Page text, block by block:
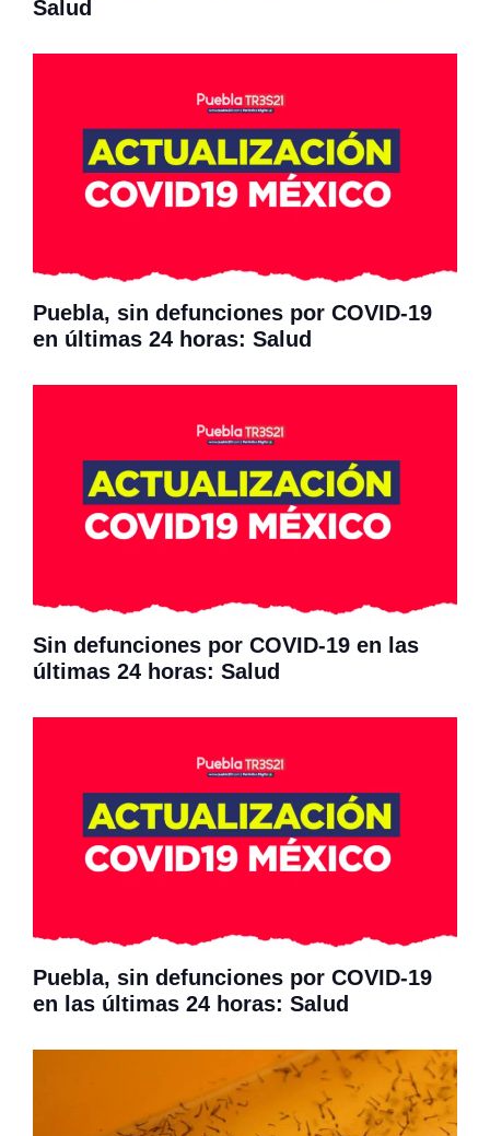
Salud
Puebla, sin defunciones por COVID-19
en últimas 24 horas: Salud
Sin defunciones por COVID-19 en las
últimas 24 horas: Salud
Puebla, sin defunciones por COVID-19
en las últimas 24 horas: Salud